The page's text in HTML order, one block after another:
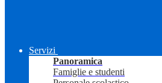
Servizi
Panoramica
Famiglie e studenti